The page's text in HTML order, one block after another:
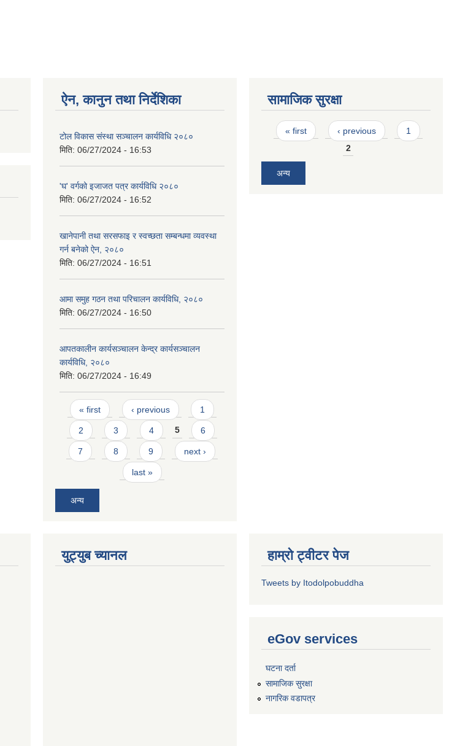
ऐन, कानुन तथा निर्देशिका
टोल विकास संस्था सञ्चालन कार्यविधि २०८०
मिति: 06/27/2024 - 16:53
'घ' वर्गको इजाजत पत्र कार्यविधि २०८०
मिति: 06/27/2024 - 16:52
खानेपानी तथा सरसफाइ र स्वच्छता सम्बन्धमा व्यवस्था
गर्न बनेको ऐन, २०८०
मिति: 06/27/2024 - 16:51
आमा समुह गठन तथा परिचालन कार्यविधि, २०८०
मिति: 06/27/2024 - 16:50
आपतकालीन कार्यसञ्चालन केन्द्र कार्यसञ्चालन
कार्यविधि, २०८०
मिति: 06/27/2024 - 16:49
Pages
« first ‹ previous 1
2 3 4 5 6
7 8 9 next ›
last »
अन्य
सामाजिक सुरक्षा
Pages
« first ‹ previous
1
2
अन्य
युट्युब च्यानल हाम्रो ट्वीटर पेज
Tweets by Itodolpobuddha
eGov services
घटना दर्ता
सामाजिक सुरक्षा
नागरिक वडापत्र